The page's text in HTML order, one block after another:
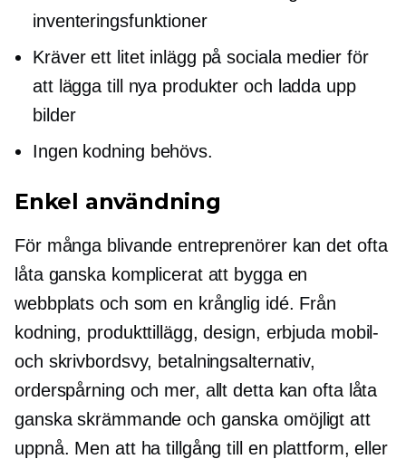
inventeringsfunktioner
Kräver ett litet inlägg på sociala medier för
att lägga till nya produkter och ladda upp
bilder
Ingen kodning behövs.
Enkel användning
För många blivande entreprenörer kan det ofta
låta ganska komplicerat att bygga en
webbplats och som en krånglig idé. Från
kodning, produkttillägg, design, erbjuda mobil-
och skrivbordsvy, betalningsalternativ,
orderspårning och mer, allt detta kan ofta låta
ganska skrämmande och ganska omöjligt att
uppnå. Men att ha tillgång till en plattform, eller